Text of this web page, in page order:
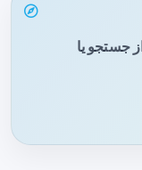
جستجو یا